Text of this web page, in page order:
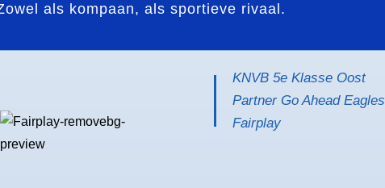
als kompaan, als sportieve rivaal.
KNVB 5e Klasse Oost
Partner Go Ahead Eagles
Fairplay